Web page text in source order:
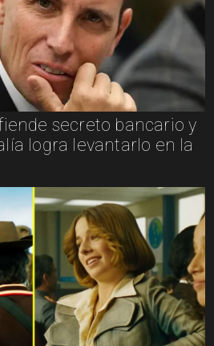
secreto bancario y
logra levantarlo en la